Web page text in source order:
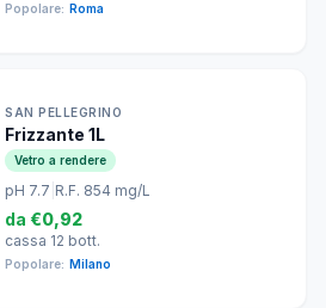
Popolare: Roma
SAN PELLEGRINO
Frizzante 1L
Vetro a rendere
pH 7.7 R.F. 854 mg/L
da €0,92
cassa 12 bott.
Popolare: Milano